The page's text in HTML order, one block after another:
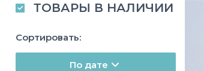
ТОВАРЫ В НАЛИЧИИ
Сортировать:
По дате